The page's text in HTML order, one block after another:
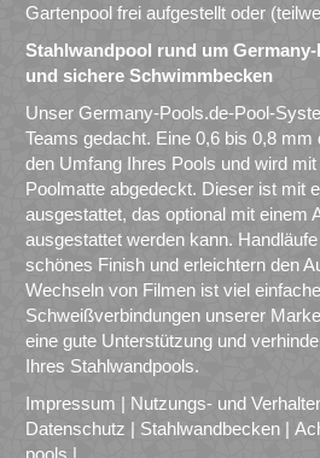
Gartenpool frei aufgestellt oder
Stahlwandpool rund um
und sichere Schwimmbecken
Unser Germany-Pools.de-Pool-
Teams gedacht. Eine 0,6 bis 0,8 mm
den Umfang Ihres Pools und wird
Poolmatte abgedeckt. Dieser ist mit
ausgestattet, das optional mit einem
ausgestattet werden kann.
schönes Finish und erleichtern den
Wechseln von Filmen ist viel
Schweißverbindungen unserer
eine gute Unterstützung und
Ihres Stahlwandpools.
Impressum | Nutzungs- und
Datenschutz | Stahlwandbecken |
pools |